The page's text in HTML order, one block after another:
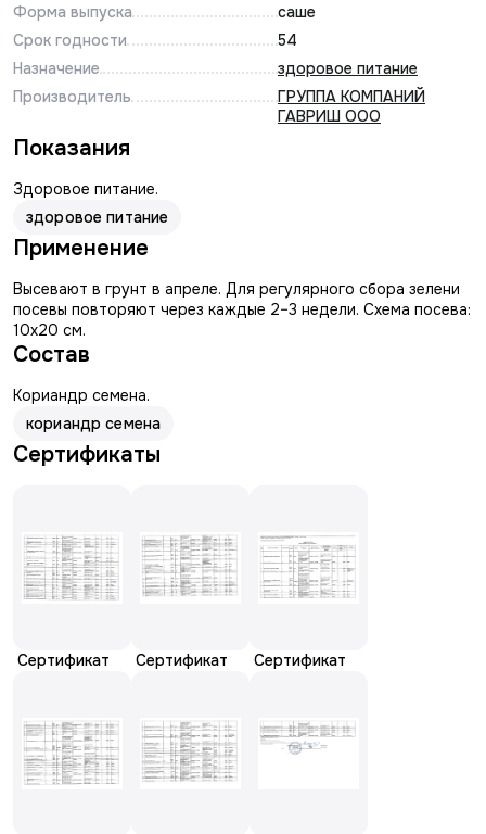
Форма выпуска
саше
Срок годности
54
Назначение
здоровое питание
Производитель
ГРУППА КОМПАНИЙ
ГАВРИШ ООО
Показания
Здоровое питание.
здоровое питание
Применение
Высевают в грунт в апреле. Для регулярного сбора зелени
посевы повторяют через каждые 2–3 недели. Схема посева:
10х20 см.
Состав
Кориандр семена.
кориандр семена
Сертификаты
Сертификат Сертификат Сертификат